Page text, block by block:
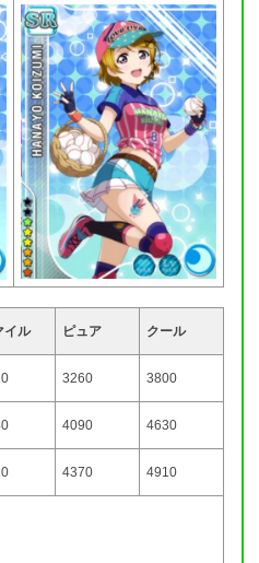
イル ピュア クール
3260 3800
4090 4630
4370 4910